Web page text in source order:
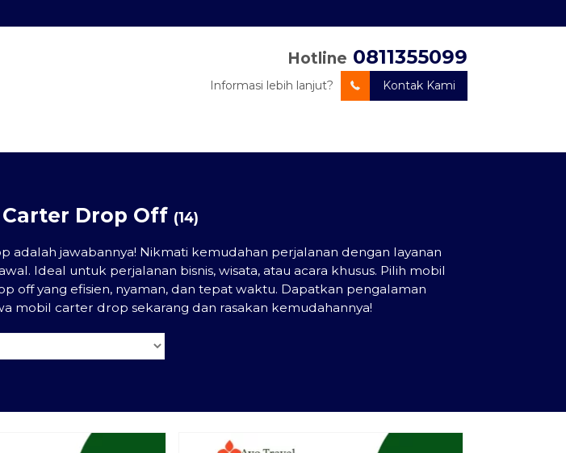
Hotline 0811355099
Informasi lebih lanjut? Kontak Kami
Drop Off (14)
jawabannya! Nikmati kemudahan perjalanan dengan layanan
Ideal untuk perjalanan bisnis, wisata, atau acara khusus. Pilih mobil
off yang efisien, nyaman, dan tepat waktu. Dapatkan pengalaman
mobil carter drop sekarang dan rasakan kemudahannya!